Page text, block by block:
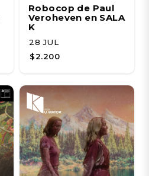
Robocop de Paul
Veroheven en SALA
K
28 JUL
$2.200